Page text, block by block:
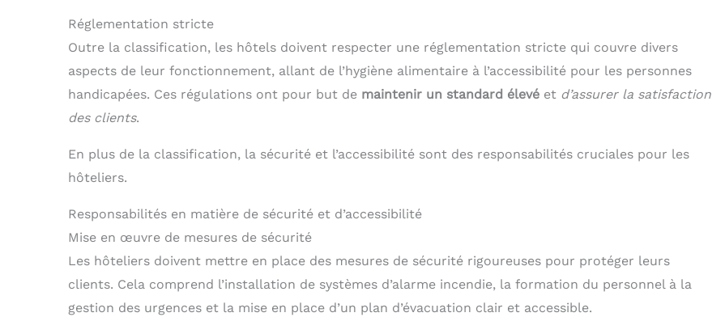
Réglementation stricte
Outre la classification, les hôtels doivent respecter une réglementation stricte qui couvre divers
aspects de leur fonctionnement, allant de l’hygiène alimentaire à l’accessibilité pour les personnes
handicapées. Ces régulations ont pour but de maintenir un standard élevé et d’assurer la satisfaction
des clients.
En plus de la classification, la sécurité et l’accessibilité sont des responsabilités cruciales pour les
hôteliers.
Responsabilités en matière de sécurité et d’accessibilité
Mise en œuvre de mesures de sécurité
Les hôteliers doivent mettre en place des mesures de sécurité rigoureuses pour protéger leurs
clients. Cela comprend l’installation de systèmes d’alarme incendie, la formation du personnel à la
gestion des urgences et la mise en place d’un plan d’évacuation clair et accessible.